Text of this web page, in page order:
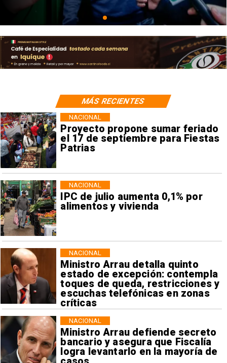
Proyecto propone sumar feriado
el 17 de septiembre para Fiestas
Patrias
NACIONAL
IPC de julio aumenta 0,1% por
alimentos y vivienda
NACIONAL
Ministro Arrau detalla quinto
estado de excepción: contempla
toques de queda, restricciones y
escuchas telefónicas en zonas
críticas
NACIONAL
Ministro Arrau defiende secreto
bancario y asegura que Fiscalía
logra levantarlo en la mayoría de
NACIONAL
MÁS RECIENTES